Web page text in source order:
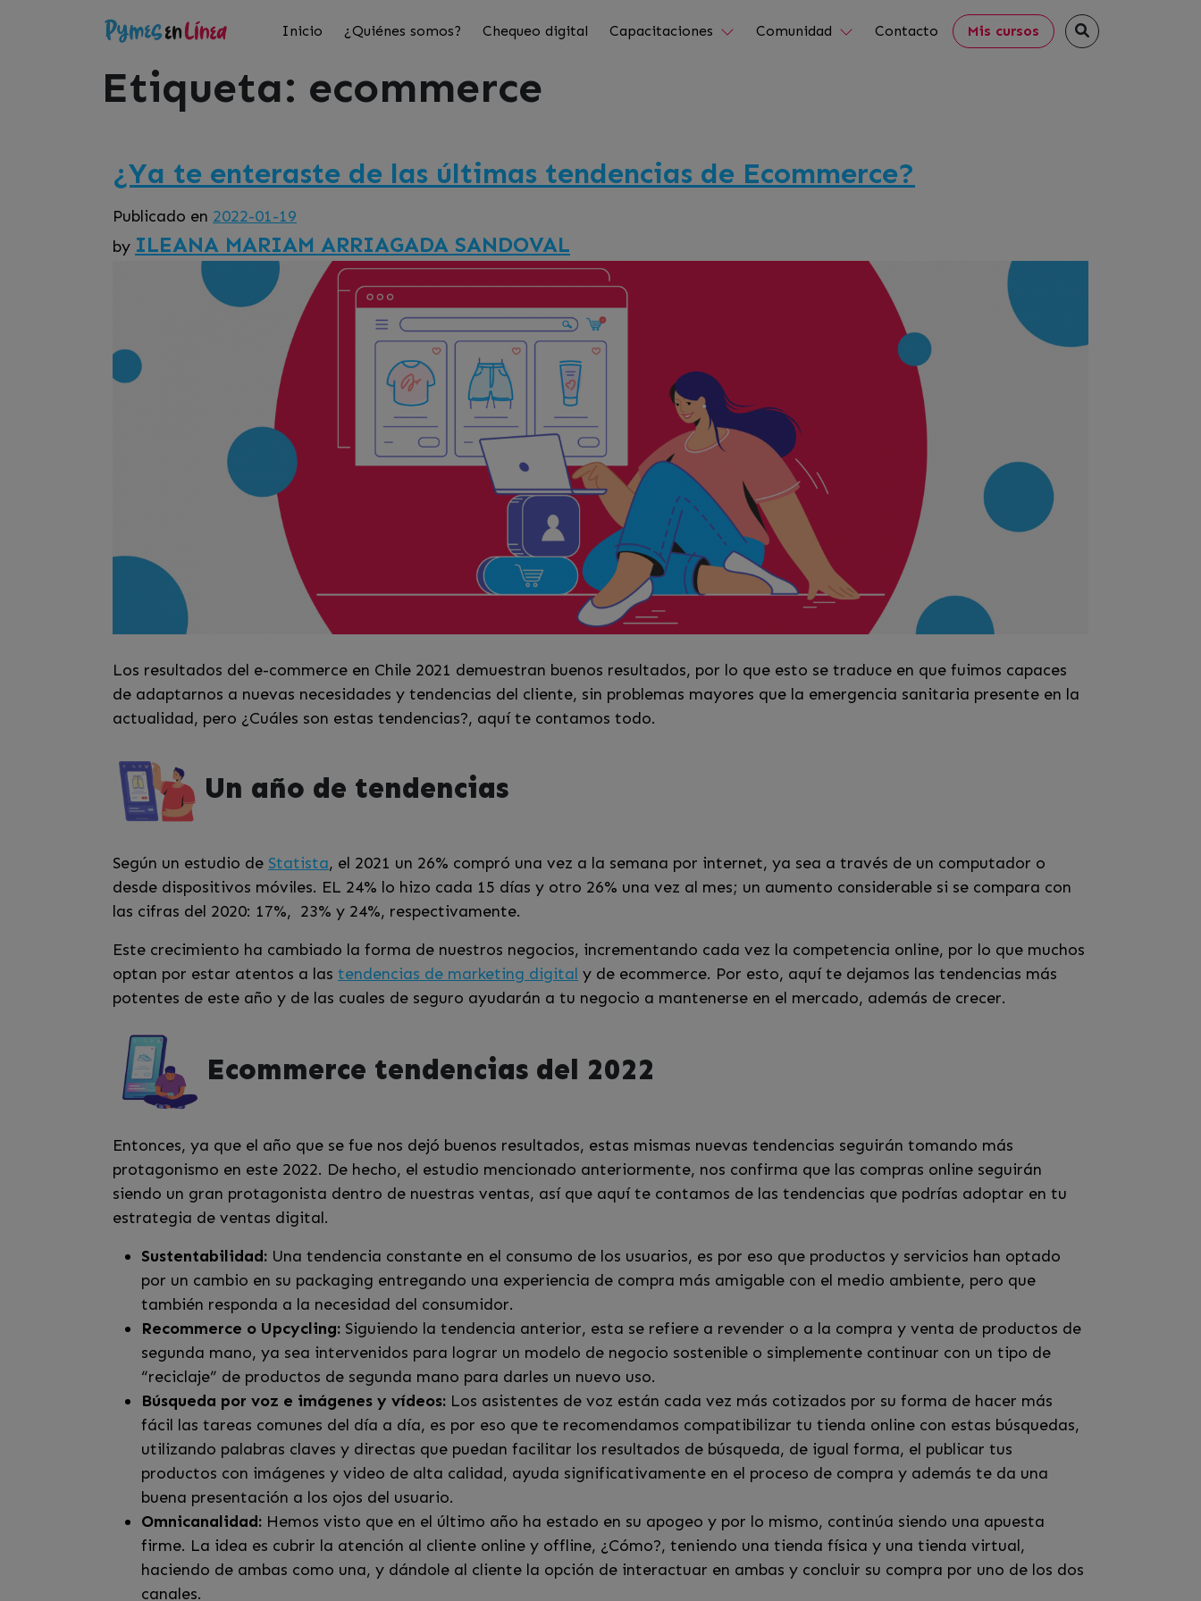
Inicio ¿Quiénes somos? Chequeo digital Capacitaciones Comunidad Contacto Mis cursos
Etiqueta: ecommerce
¿Ya te enteraste de las últimas tendencias de Ecommerce?
Publicado en 2022-01-19
by ILEANA MARIAM ARRIAGADA SANDOVAL
Los resultados del e-commerce en Chile 2021 demuestran buenos resultados, por lo que esto se traduce en que fuimos capaces
de adaptarnos a nuevas necesidades y tendencias del cliente, sin problemas mayores que la emergencia sanitaria presente en la
actualidad, pero ¿Cuáles son estas tendencias?, aquí te contamos todo.
Un año de tendencias
Según un estudio de Statista, el 2021 un 26% compró una vez a la semana por internet, ya sea a través de un computador o
desde dispositivos móviles. EL 24% lo hizo cada 15 días y otro 26% una vez al mes; un aumento considerable si se compara con
las cifras del 2020: 17%, 23% y 24%, respectivamente.
Este crecimiento ha cambiado la forma de nuestros negocios, incrementando cada vez la competencia online, por lo que muchos
optan por estar atentos a las tendencias de marketing digital y de ecommerce. Por esto, aquí te dejamos las tendencias más
potentes de este año y de las cuales de seguro ayudarán a tu negocio a mantenerse en el mercado, además de crecer.
Ecommerce tendencias del 2022
Entonces, ya que el año que se fue nos dejó buenos resultados, estas mismas nuevas tendencias seguirán tomando más
protagonismo en este 2022. De hecho, el estudio mencionado anteriormente, nos confirma que las compras online seguirán
siendo un gran protagonista dentro de nuestras ventas, así que aquí te contamos de las tendencias que podrías adoptar en tu
estrategia de ventas digital.
Sustentabilidad: Una tendencia constante en el consumo de los usuarios, es por eso que productos y servicios han optado
por un cambio en su packaging entregando una experiencia de compra más amigable con el medio ambiente, pero que
también responda a la necesidad del consumidor.
Recommerce o Upcycling: Siguiendo la tendencia anterior, esta se refiere a revender o a la compra y venta de productos de
segunda mano, ya sea intervenidos para lograr un modelo de negocio sostenible o simplemente continuar con un tipo de
“reciclaje” de productos de segunda mano para darles un nuevo uso.
Búsqueda por voz e imágenes y vídeos: Los asistentes de voz están cada vez más cotizados por su forma de hacer más
fácil las tareas comunes del día a día, es por eso que te recomendamos compatibilizar tu tienda online con estas búsquedas,
utilizando palabras claves y directas que puedan facilitar los resultados de búsqueda, de igual forma, el publicar tus
productos con imágenes y video de alta calidad, ayuda significativamente en el proceso de compra y además te da una
buena presentación a los ojos del usuario.
Omnicanalidad: Hemos visto que en el último año ha estado en su apogeo y por lo mismo, continúa siendo una apuesta
firme. La idea es cubrir la atención al cliente online y offline, ¿Cómo?, teniendo una tienda física y una tienda virtual,
haciendo de ambas como una, y dándole al cliente la opción de interactuar en ambas y concluir su compra por uno de los dos
canales.